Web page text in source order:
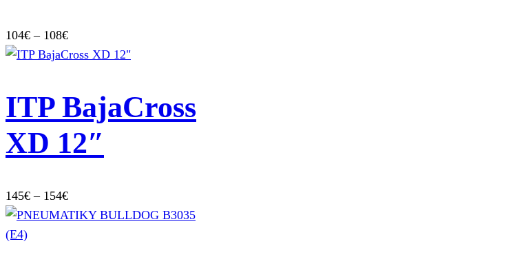
104€ – 108€Price
range:
through
108€
ITP BajaCross
XD 12″
145€ – 154€Price
range: